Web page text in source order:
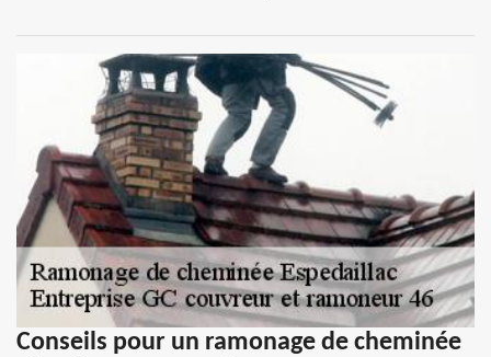
Conseils pour un ramonage de cheminée